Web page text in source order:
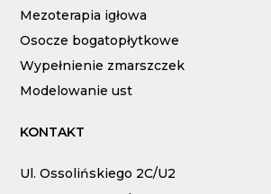
Mezoterapia igłowa
Osocze bogatopłytkowe
Wypełnienie zmarszczek
Modelowanie ust
KONTAKT
Ul. Ossolińskiego 2C/U2